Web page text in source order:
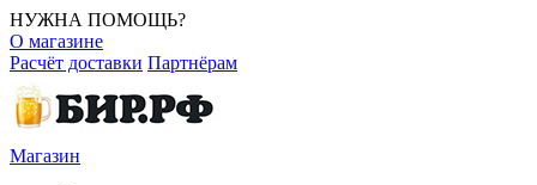
НУЖНА ПОМОЩЬ?
О магазине
Расчёт доставки Партнёрам
Магазин